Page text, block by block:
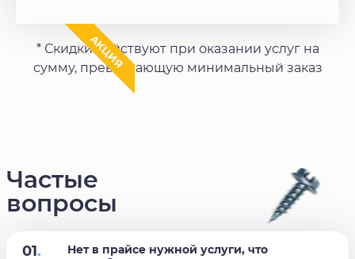
АКЦИЯ
* Скидки действуют при оказании услуг на
сумму, превышающую минимальный заказ
Частые
вопросы
01.
Нет в прайсе нужной услуги, что